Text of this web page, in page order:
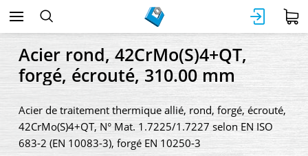
Acier rond, 42CrMo(S)4+QT,
forgé, écrouté, 310.00 mm
Acier de traitement thermique allié, rond, forgé, écrouté,
42CrMo(S)4+QT, N° Mat. 1.7225/1.7227 selon EN ISO
683-2 (EN 10083-3), forgé EN 10250-3